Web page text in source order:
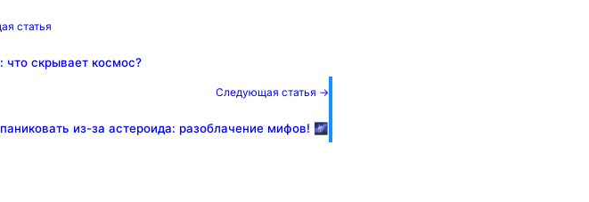
статья
что скрывает космос?
Следующая статья →
из-за астероида: разоблачение мифов! 🌌